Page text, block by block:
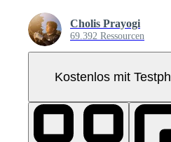
Cholis Prayogi
69.392 Ressourcen
Kostenlos mit